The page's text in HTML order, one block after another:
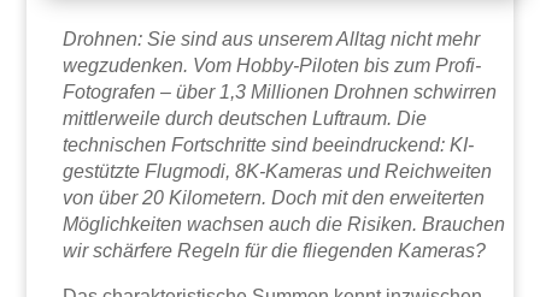
Drohnen: Sie sind aus unserem Alltag nicht mehr
wegzudenken. Vom Hobby-Piloten bis zum Profi-
Fotografen – über 1,3 Millionen Drohnen schwirren
mittlerweile durch deutschen Luftraum. Die
technischen Fortschritte sind beeindruckend: KI-
gestützte Flugmodi, 8K-Kameras und Reichweiten
von über 20 Kilometern. Doch mit den erweiterten
Möglichkeiten wachsen auch die Risiken. Brauchen
wir schärfere Regeln für die fliegenden Kameras?